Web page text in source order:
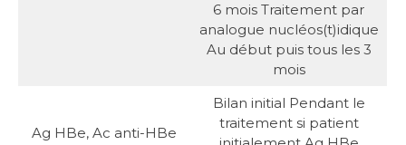
6 mois Traitement par
analogue nucléos(t)idique
Au début puis tous les 3
mois
Ag HBe, Ac anti-HBe
Bilan initial Pendant le
traitement si patient